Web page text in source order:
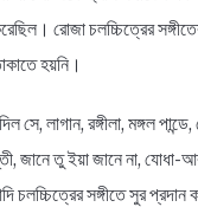
রোজা চলচ্চিত্রের
হয়নি।
সে, লাগান, রঙ্গীলা, মঙ্গল
জানে তু ইয়া জানে না,
চলচ্চিত্রের সঙ্গীতে সুর